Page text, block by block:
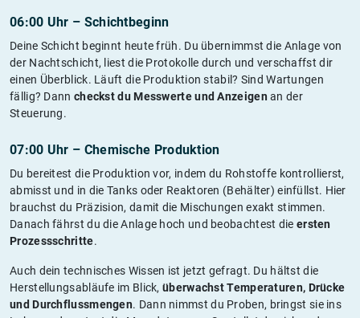
06:00 Uhr – Schichtbeginn
Deine Schicht beginnt heute früh. Du übernimmst die Anlage von
der Nachtschicht, liest die Protokolle durch und verschaffst dir
einen Überblick. Läuft die Produktion stabil? Sind Wartungen
fällig? Dann checkst du Messwerte und Anzeigen an der
Steuerung.
07:00 Uhr – Chemische Produktion
Du bereitest die Produktion vor, indem du Rohstoffe kontrollierst,
abmisst und in die Tanks oder Reaktoren (Behälter) einfüllst. Hier
brauchst du Präzision, damit die Mischungen exakt stimmen.
Danach fährst du die Anlage hoch und beobachtest die ersten
Prozessschritte.
Auch dein technisches Wissen ist jetzt gefragt. Du hältst die
Herstellungsabläufe im Blick,überwachst Temperaturen, Drücke
und Durchflussmengen. Dann nimmst du Proben, bringst sie ins